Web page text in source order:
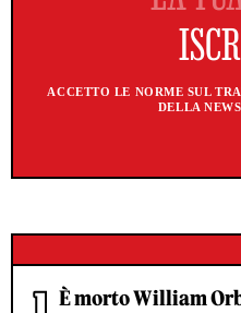
ACCETTO LE NORME SUL
DELLA
È morto William